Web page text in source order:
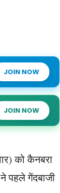
JOIN NOW
JOIN NOW
को कैनबरा
पहले गेंदबाजी